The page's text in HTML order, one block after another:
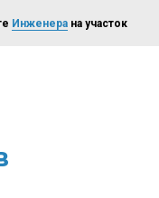
Инженера на участок